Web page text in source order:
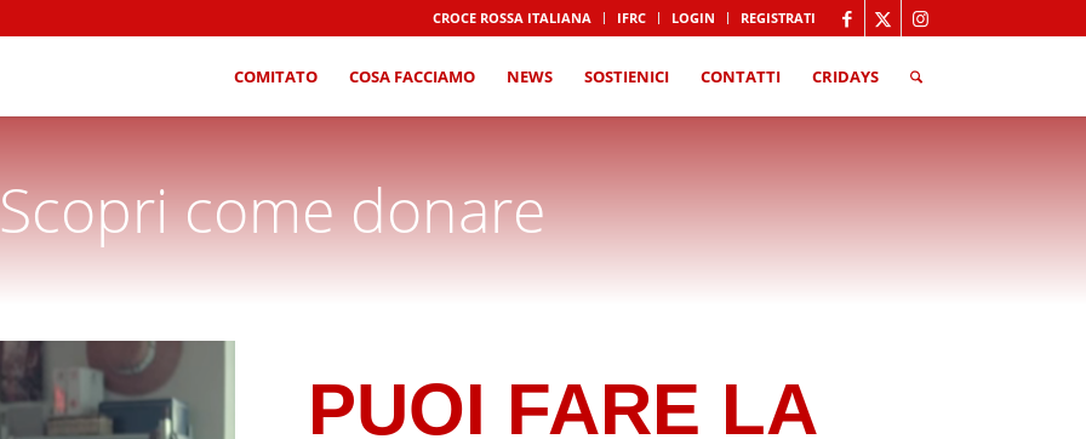
CROCE ROSSA ITALIANA IFRC LOGIN REGISTRATI
COMITATO COSA FACCIAMO NEWS SOSTIENICI CONTATTI CRIDAYS
come donare
PUOI FARE LA